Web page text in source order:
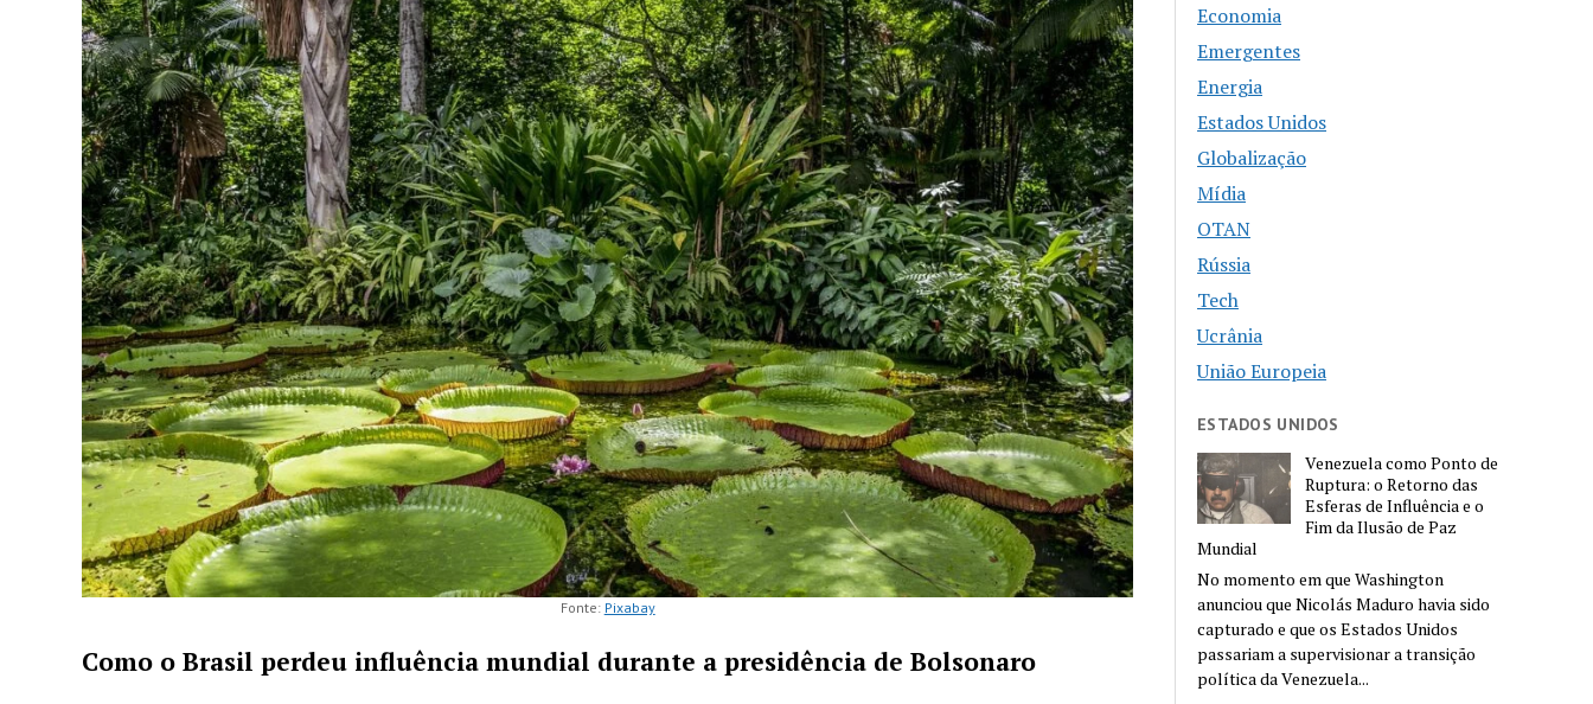
Fonte: Pixabay
Como o Brasil perdeu influência mundial durante a presidência de Bolsonaro
Economia
Emergentes
Energia
Estados Unidos
Globalização
Mídia
OTAN
Rússia
Tech
Ucrânia
União Europeia
ESTADOS UNIDOS
Venezuela como Ponto de
Ruptura: o Retorno das
Esferas de Influência e o
Fim da Ilusão de Paz
Mundial
No momento em que Washington
anunciou que Nicolás Maduro havia sido
capturado e que os Estados Unidos
passariam a supervisionar a transição
política da Venezuela...